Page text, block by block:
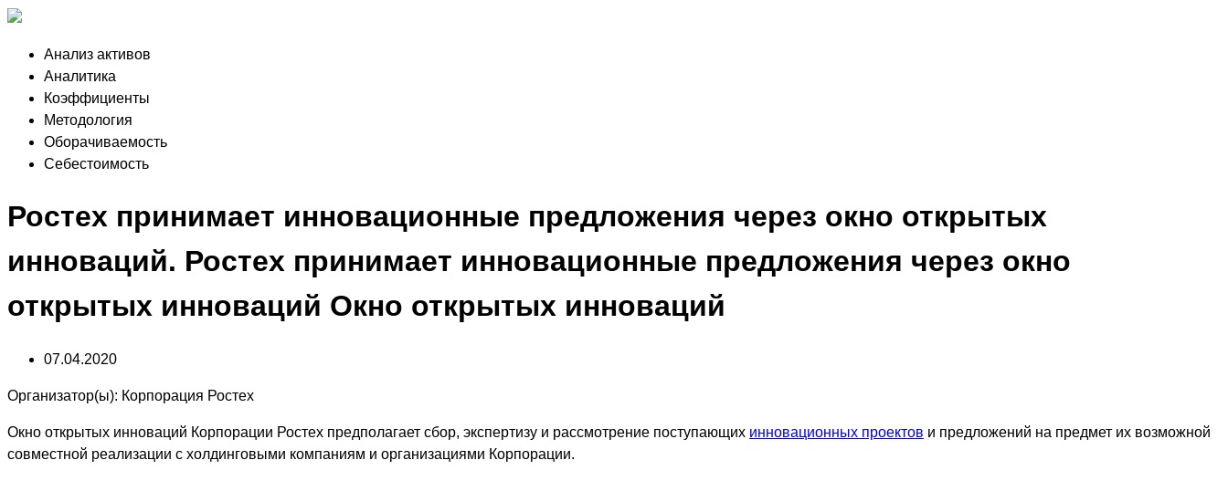
Анализ активов
Аналитика
Коэффициенты
Методология
Оборачиваемость
Себестоимость
Ростех принимает инновационные предложения через окно открытых
инноваций. Ростех принимает инновационные предложения через окно
открытых инноваций Окно открытых инноваций
07.04.2020
Организатор(ы): Корпорация Ростех
Окно открытых инноваций Корпорации Ростех предполагает сбор, экспертизу и рассмотрение поступающих инновационных проектов и предложений на предмет их возможной
совместной реализации с холдинговыми компаниям и организациями Корпорации.